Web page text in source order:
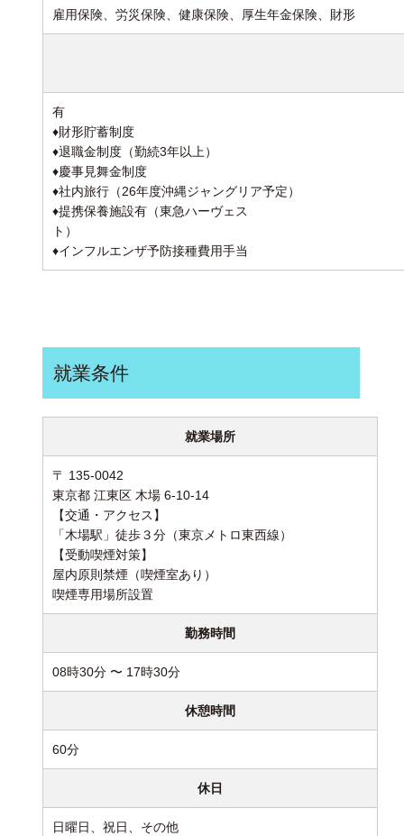
雇用保険、労災保険、健康保険、厚生年金保険、財形
有
♦財形貯蓄制
♦退職金制度（勤続3年以
♦慶事見舞金制
♦社内旅行（26年度沖縄ジャングリア
♦提携保養施設有（東急ハーヴェス
♦インフルエンザ予防接種費用手当
就業条件
就業場所
〒 135-0042
東京都 江東区 木場 6-10-14
【交通・アクセス】
「木場駅」徒歩３分（東京メトロ東西線）
【受動喫煙対策】
屋内原則禁煙（喫煙室あり）
喫煙専用場所設置
勤務時間
08時30分 〜 17時30分
休憩時間
60分
休日
日曜日、祝日、その他